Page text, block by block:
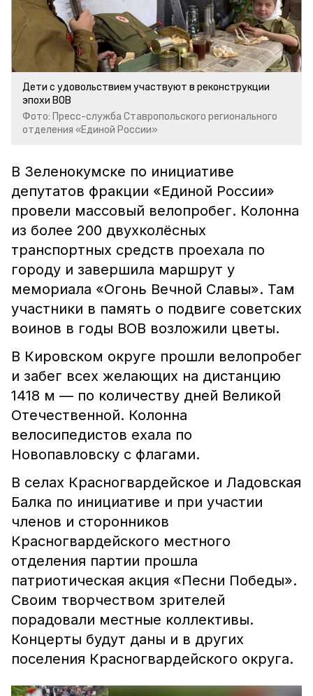
Дети с удовольствием участвуют в реконструкции
эпохи ВОВ
Фото: Пресс-служба Ставропольского регионального
отделения «Единой России»
В Зеленокумске по инициативе
депутатов фракции «Единой России»
провели массовый велопробег. Колонна
из более 200 двухколёсных
транспортных средств проехала по
городу и завершила маршрут у
мемориала «Огонь Вечной Славы». Там
участники в память о подвиге советских
воинов в годы ВОВ возложили цветы.
В Кировском округе прошли велопробег
и забег всех желающих на дистанцию
1418 м — по количеству дней Великой
Отечественной. Колонна
велосипедистов ехала по
Новопавловску с флагами.
В селах Красногвардейское и Ладовская
Балка по инициативе и при участии
членов и сторонников
Красногвардейского местного
отделения партии прошла
патриотическая акция «Песни Победы».
Своим творчеством зрителей
порадовали местные коллективы.
Концерты будут даны и в других
поселения Красногвардейского округа.